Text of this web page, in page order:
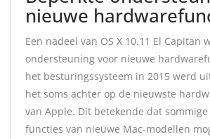
nieuwe
Een nadeel van OS X 10.11 El Capitan
ondersteuning voor nieuwe
het besturingssysteem in 2015 werd
het soms achter op de nieuwste
van Apple. Dit betekende dat
functies van nieuwe Mac-modellen